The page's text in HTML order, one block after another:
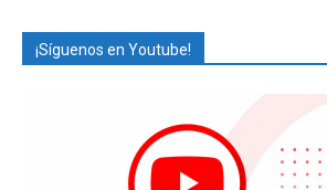
¡Síguenos en Youtube!